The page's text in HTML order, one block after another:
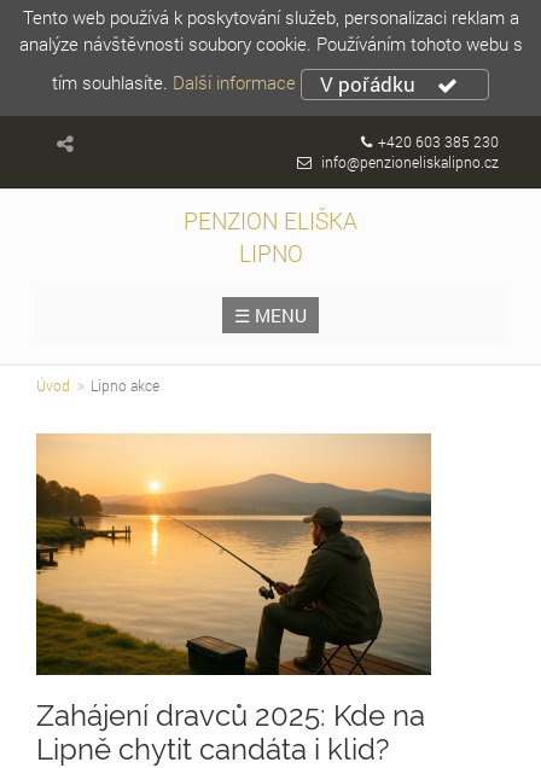
Tento web používá k poskytování služeb, personalizaci reklam a
analýze návštěvnosti soubory cookie. Používáním tohoto webu s
tím souhlasíte. Další informace V pořádku
+420 603 385 230
info@penzioneliskalipno.cz
PENZION ELIŠKA
LIPNO
☰ MENU
Úvod Lipno akce
Zahájení dravců 2025: Kde na
Lipně chytit candáta i klid?